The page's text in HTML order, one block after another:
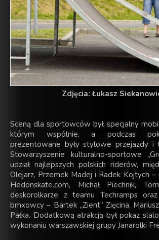
Zdjęcia: Łukasz
Sceną dla sportowców był specjalny
którym wspólnie, a podczas
prezentowane były stylowe przejazdy i
Stowarzyszenie kulturalno-sportowe
udział najlepszych polskich riderów,
Olejarz, Przemek Madej i Radek Kojtych
Hedonskate.com, Michał Piechnik,
deskorolkarze z teamu Techramps
bmxowcy – Bartek „Zient” Zięcina,
Pałka. Dodatkową atrakcją był pokaz
wykonaniu warszawskiej grupy Janarolki